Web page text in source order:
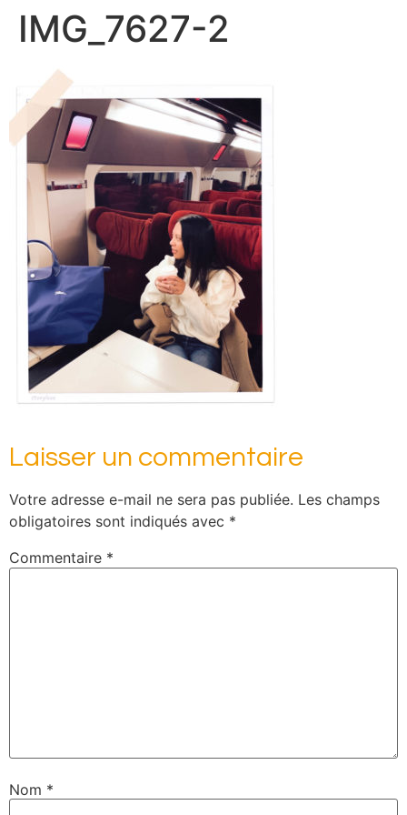
IMG_7627-2
Laisser un commentaire
Votre adresse e-mail ne sera pas publiée. Les champs
obligatoires sont indiqués avec *
Commentaire *
Nom *